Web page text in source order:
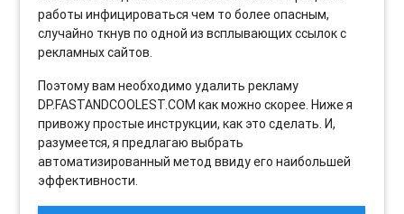
работы инфицироваться чем то более опасным,
случайно ткнув по одной из всплывающих ссылок с
рекламных сайтов.
Поэтому вам необходимо удалить рекламу
DP.FASTANDCOOLEST.COM как можно скорее. Ниже я
привожу простые инструкции, как это сделать. И,
разумеется, я предлагаю выбрать
автоматизированный метод ввиду его наибольшей
эффективности.